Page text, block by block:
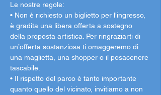
Le nostre regole:
• Non è richiesto un biglietto per l'ingresso,
è gradita una libera offerta a sostegno
della proposta artistica. Per ringraziarti di
un’offerta sostanziosa ti omaggeremo di
una maglietta, una shopper o il posacenere
tascabile.
• Il rispetto del parco è tanto importante
quanto quello del vicinato, invitiamo a non